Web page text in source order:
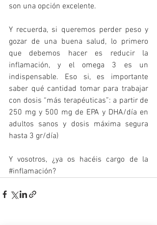
son una opción excelente.
Y recuerda, si queremos perder peso y
gozar de una buena salud, lo primero
que debemos hacer es reducir la
inflamación, y el omega 3 es un
indispensable. Eso si, es importante
saber qué cantidad tomar para trabajar
con dosis “más terapéuticas”: a partir de
250 mg y 500 mg de EPA y DHA/día en
adultos sanos y dosis máxima segura
hasta 3 gr/día)
#inflamación?